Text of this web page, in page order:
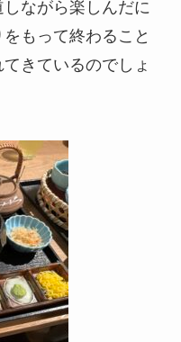
ながら楽しんだに
もって終わること
きているのでしょ